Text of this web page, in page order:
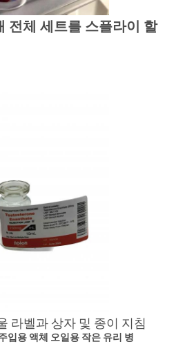
전체 세트를 스플라이 할
라벨과 상자 및 종이 지침
입용 액체 오일용 작은 유리 병